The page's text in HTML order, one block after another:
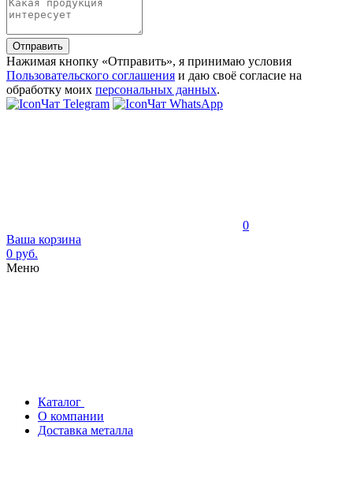
Отправить
Нажимая кнопку «Отправить», я принимаю условия
Пользовательского соглашения и даю своё согласие на
обработку моих персональных данных.
Чат Telegram
Чат WhatsApp
0
Ваша корзина
0 руб.
Меню
Каталог
О компании
Доставка металла